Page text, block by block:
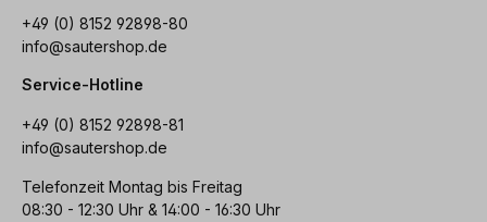
+49 (0) 8152 92898-80
info@sautershop.de
Service-Hotline
+49 (0) 8152 92898-81
info@sautershop.de
Telefonzeit Montag bis Freitag
08:30 - 12:30 Uhr & 14:00 - 16:30 Uhr